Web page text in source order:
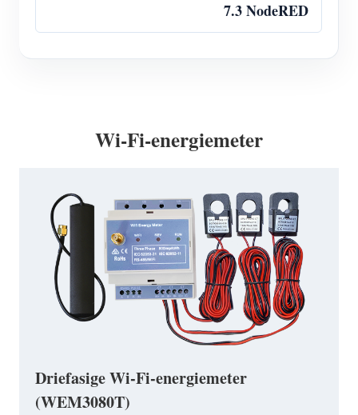
7.3 NodeRED
Wi-Fi-energiemeter
Driefasige Wi-Fi-energiemeter
(WEM3080T)